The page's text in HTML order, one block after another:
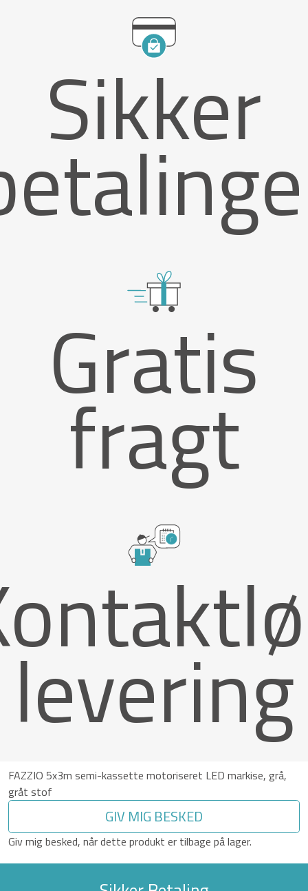
Sikker
Gratis
fragt
levering
FAZZIO 5x3m semi-kassette motoriseret LED markise, grå,
gråt stof
GIV MIG BESKED
Giv mig besked, når dette produkt er tilbage på lager.